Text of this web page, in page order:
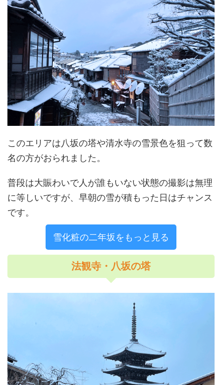
このエリアは八坂の塔や清水寺の雪景色を狙って数
名の方がおられました。
普段は大賑わいで人が誰もいない状態の撮影は無理
に等しいですが、早朝の雪が積もった日はチャンス
です。
雪化粧の二年坂をもっと見る
法観寺・八坂の塔